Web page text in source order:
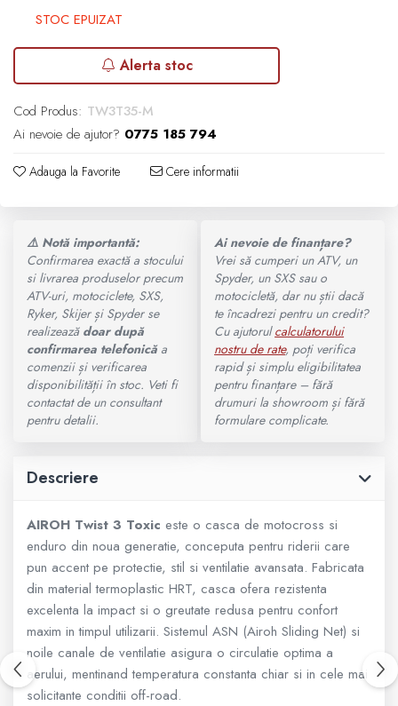
GOES MY 2026
MODEL ATV CAN-AM
Can-Am Outlander
Can-Am Renegade
Capacitate
200 - 400 cmc. (8)
400 - 600 cmc. (65)
600 - 800 cmc. (29)
Casti
Manusi
Pantaloni
Borseta
Geanta
Rucsac
Protectii
Armura
ECHIPAMENTE COPII
Casti
Manusi
Tricouri
ACCESORII IARNA ATV / SSV
ACCESORII ATV
ACCESORII SSV
CUTII SSV
STOC EPUIZAT
Alerta stoc
Cod Produs: TW3T35-M
Ai nevoie de ajutor? 0775 185 794
Adauga la Favorite Cere informatii
⚠️ Notă importantă:
Confirmarea exactă a stocului
si livrarea produselor precum
ATV-uri, motociclete, SXS,
Ryker, Skijer și Spyder se
realizează doar după
confirmarea telefonicăa
comenzii și verificarea
disponibilității în stoc. Veti fi
contactat de un consultant
pentru detalii.
Ai nevoie de finanțare?
Vrei să cumperi un ATV, un
Spyder, un SXS sau o
motocicletă, dar nu știi dacă
te încadrezi pentru un credit?
Cu ajutorulcalculatorului
nostru de rate, poți verifica
rapid și simplu eligibilitatea
pentru finanțare – fără
drumuri la showroom și fără
formulare complicate.
Descriere
AIROH Twist 3 Toxic este o casca de motocross si
enduro din noua generatie, conceputa pentru riderii care
pun accent pe protectie, stil si ventilatie avansata. Fabricata
din material termoplastic HRT, casca ofera rezistenta
excelenta la impact si o greutate redusa pentru confort
maxim in timpul utilizarii. Sistemul ASN (Airoh Sliding Net) si
noile canale de ventilatie asigura o circulatie optima a
aerului, mentinand temperatura constanta chiar si in cele mai
solicitante conditii off-road.